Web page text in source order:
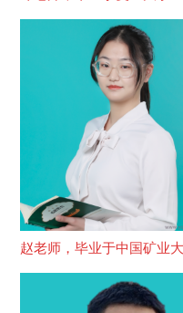
赵老师，毕业于中国矿业